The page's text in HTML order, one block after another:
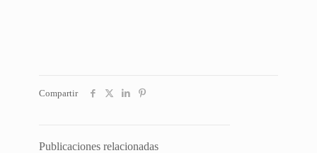
Compartir
Publicaciones relacionadas